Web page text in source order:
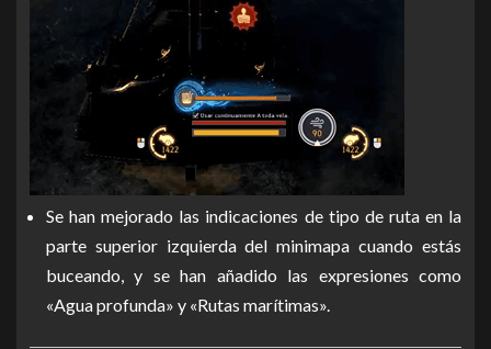
Se han mejorado las indicaciones de tipo de ruta en la
parte superior izquierda del minimapa cuando estás
buceando, y se han añadido las expresiones como
«Agua profunda» y «Rutas marítimas».